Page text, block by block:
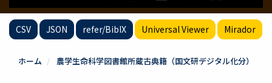
CSV JSON refer/BibIX Universal Viewer Mirador
ホーム 農学生命科学図書館所蔵古典籍（国文研デジタル化分）